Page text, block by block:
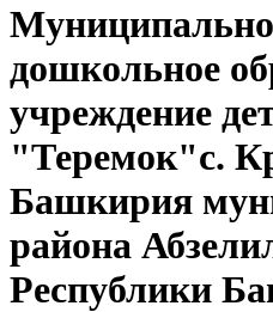
дошкольное
учреждение
"Теремок"с.
Башкирия
района
Республики